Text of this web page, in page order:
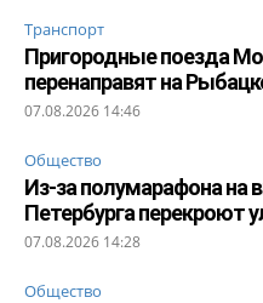
Транспорт
Пригородные поезда
перенаправят на
07.08.2026 14:46
Общество
Из-за полумарафона на
Петербурга перекроют
07.08.2026 14:28
Общество